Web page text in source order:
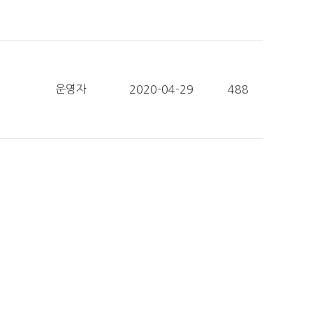
운영자 2020-04-29 488